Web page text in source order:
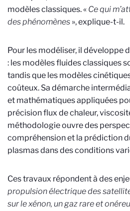
modèles classiques. « Ce qui
des phénomènes », explique-t-il.
Pour les modéliser, il développe
: les modèles fluides classiques
tandis que les modèles
coûteux. Sa démarche
et mathématiques appliquées
précision flux de chaleur,
méthodologie ouvre des
compréhension et la prédiction
plasmas dans des conditions
Ces travaux répondent à des
propulsion électrique des
sur le xénon, un gaz rare et